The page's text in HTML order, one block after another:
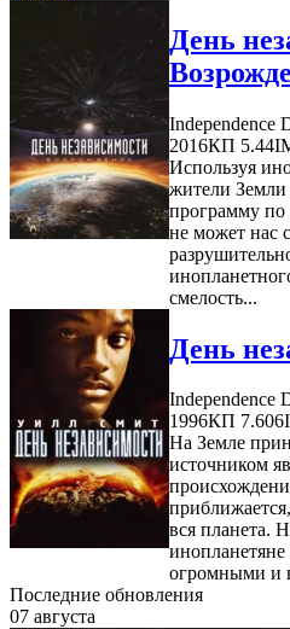
День
Independence
2016КП 5.44
Используя
жители Земли
программу
не может нас
смелость...
День
Independence
1996КП 7.606
На Земле
источником
вся планета.
огромными и
Последние обновления
07 августа